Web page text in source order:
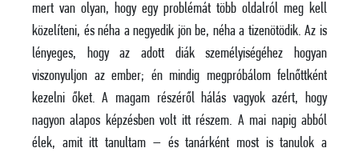
mert van olyan, hogy egy problémát több oldalról meg kell
közelíteni, és néha a negyedik jön be, néha a tizenötödik. Az is
lényeges, hogy az adott diák személyiségéhez hogyan
viszonyuljon az ember; én mindig megpróbálom felnőttként
kezelni őket. A magam részéről hálás vagyok azért, hogy
nagyon alapos képzésben volt itt részem. A mai napig abból
élek, amit itt tanultam – és tanárként most is tanulok a